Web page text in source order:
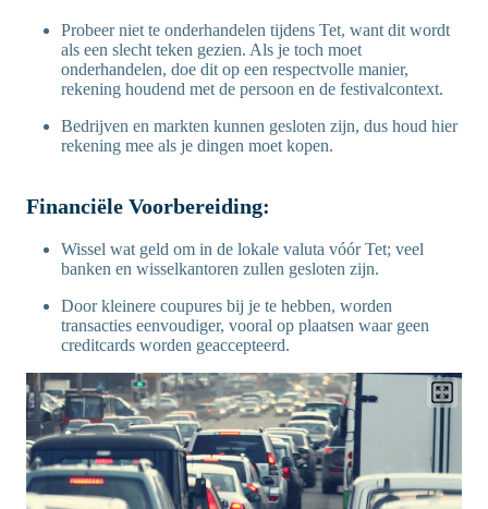
Probeer niet te onderhandelen tijdens Tet, want dit wordt
als een slecht teken gezien. Als je toch moet
onderhandelen, doe dit op een respectvolle manier,
rekening houdend met de persoon en de festivalcontext.
Bedrijven en markten kunnen gesloten zijn, dus houd hier
rekening mee als je dingen moet kopen.
Financiële Voorbereiding:
Wissel wat geld om in de lokale valuta vóór Tet; veel
banken en wisselkantoren zullen gesloten zijn.
Door kleinere coupures bij je te hebben, worden
transacties eenvoudiger, vooral op plaatsen waar geen
creditcards worden geaccepteerd.